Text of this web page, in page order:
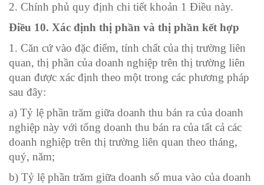
2. Chính phủ quy định chi tiết khoản 1 Điều này.
Điều 10. Xác định thị phần và thị phần kết hợp
1. Căn cứ vào đặc điểm, tính chất của thị trường liên
quan, thị phần của doanh nghiệp trên thị trường liên
quan được xác định theo một trong các phương pháp
sau đây:
a) Tỷ lệ phần trăm giữa doanh thu bán ra của doanh
nghiệp này với tổng doanh thu bán ra của tất cả các
doanh nghiệp trên thị trường liên quan theo tháng,
quý, năm;
b) Tỷ lệ phần trăm giữa doanh số mua vào của doanh